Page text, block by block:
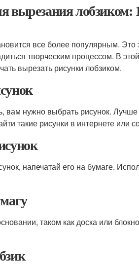
вырезания лобзиком:
все более популярным. Это
творческим процессом. В
вырезать рисунки лобзиком.
вам нужно выбрать рисунок. Лучше
такие рисунки в интернете или
напечатай его на бумаге.
таком как доска или